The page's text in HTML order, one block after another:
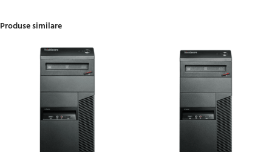
Produse similare